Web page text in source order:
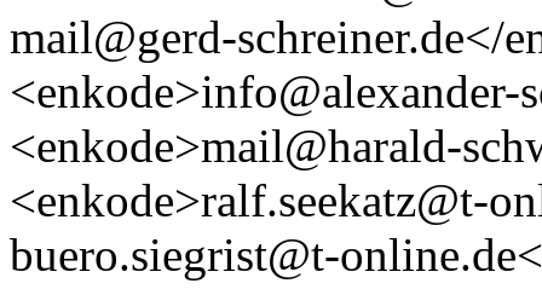
mail@gerd-schreiner.de</
<enkode>info@alexander-
<enkode>mail@harald-
<enkode>ralf.seekatz@t-
buero.siegrist@t-